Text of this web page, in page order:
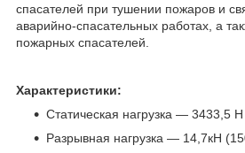
спасателей при тушении пожаров и
аварийно-спасательных работах, а
пожарных спасателей.
Характеристики:
Статическая нагрузка — 3433,5 Н
Разрывная нагрузка — 14,7кН